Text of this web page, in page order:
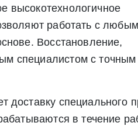
высокотехнологичное
работать с
Восстановление,
специалистом с точным
доставку специального
в течение